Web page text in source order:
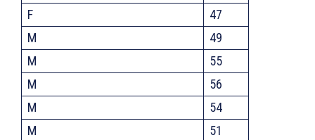
F
47
M
49
M
55
M
56
M
54
M
51